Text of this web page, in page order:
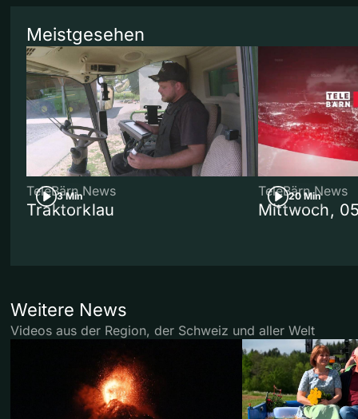
Meistgesehen
3 Min
TeleBärn News
Traktorklau
20 Min
TeleBärn News
Mittwoch,
Weitere News
Videos aus der Region, der Schweiz und aller Welt